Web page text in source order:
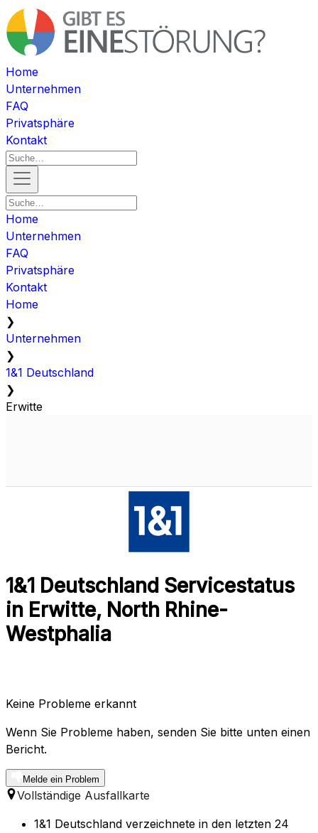
Home
Unternehmen
FAQ
Privatsphäre
Kontakt
Home
Unternehmen
FAQ
Privatsphäre
Kontakt
Home
❯
Unternehmen
❯
1&1 Deutschland
❯
Erwitte
1&1 Deutschland Servicestatus
in Erwitte, North Rhine-
Westphalia
Keine Probleme erkannt
Wenn Sie Probleme haben, senden Sie bitte unten einen
Bericht.
Melde ein Problem
Vollständige Ausfallkarte
1&1 Deutschland verzeichnete in den letzten 24